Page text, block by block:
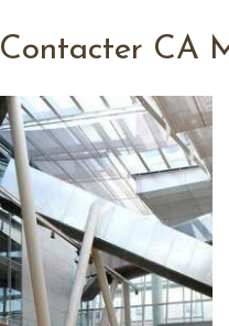
Contacter CA